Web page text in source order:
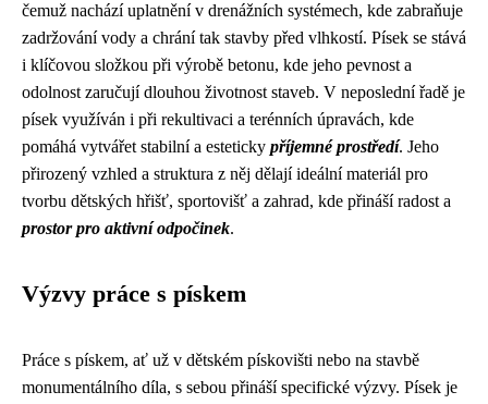
čemuž nachází uplatnění v drenážních systémech, kde zabraňuje
zadržování vody a chrání tak stavby před vlhkostí. Písek se stává
i klíčovou složkou při výrobě betonu, kde jeho pevnost a
odolnost zaručují dlouhou životnost staveb. V neposlední řadě je
písek využíván i při rekultivaci a terénních úpravách, kde
pomáhá vytvářet stabilní a esteticky příjemné prostředí. Jeho
přirozený vzhled a struktura z něj dělají ideální materiál pro
tvorbu dětských hřišť, sportovišť a zahrad, kde přináší radost a
prostor pro aktivní odpočinek.
Výzvy práce s pískem
Práce s pískem, ať už v dětském pískovišti nebo na stavbě
monumentálního díla, s sebou přináší specifické výzvy. Písek je